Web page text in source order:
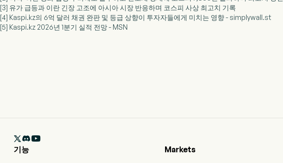
[3] 유가 급등과 이란 긴장 고조에 아시아 시장 반응하며 코스피 사상 최고치 기록
[4] Kaspi.kz의 6억 달러 채권 완판 및 등급 상향이 투자자들에게 미치는 영향 - simplywall.st
[5] Kaspi.kz 2026년 1분기 실적 전망 - MSN

기능
Markets